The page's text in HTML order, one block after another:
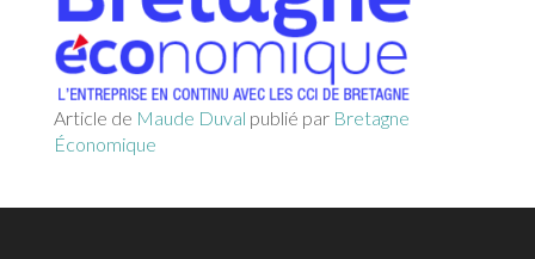
Article de Maude Duval publié par Bretagne
Économique